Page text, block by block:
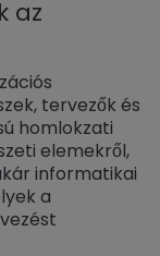
az
tervezők és
homlokzati
elemekről,
informatikai
a